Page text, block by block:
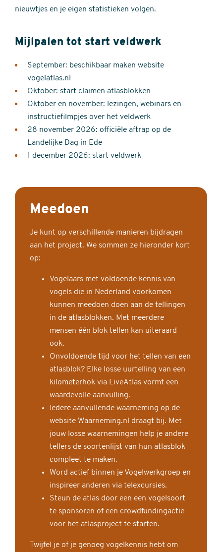
nieuwtjes en je eigen statistieken volgen.
Mijlpalen tot start veldwerk
September: beschikbaar maken website
vogelatlas.nl
Oktober: start claimen atlasblokken
Oktober en november: lezingen, webinars en
instructiefilmpjes over het veldwerk
28 november 2026: officiële aftrap op de
Landelijke Dag in Ede
1 december 2026: start veldwerk
Meedoen
Je kunt op verschillende manieren bijdragen
aan het project. We sommen ze hieronder kort
op:
Vogelaars met voldoende kennis van
vogels die in Nederland voorkomen
kunnen meedoen doen aan de tellingen
in de atlasblokken. Met meerdere
mensen één blok tellen kan uiteraard
ook.
Onvoldoende tijd voor het tellen van een
atlasblok? Elke losse uurtelling van een
kilometerhok via LiveAtlas vormt een
waardevolle aanvulling.
Iedere aanvullende waarneming op de
website Waarneming.nl draagt bij. Met
jouw losse waarnemingen help je andere
tellers de soortenlijst van hun atlasblok
compleet te maken.
Word actief binnen je Vogelwerkgroep en
inspireer anderen via telexcursies.
Steun de atlas door een een vogelsoort
te sponsoren of een crowdfundingactie
voor het atlasproject te starten.
Twijfel je of je genoeg vogelkennis hebt om